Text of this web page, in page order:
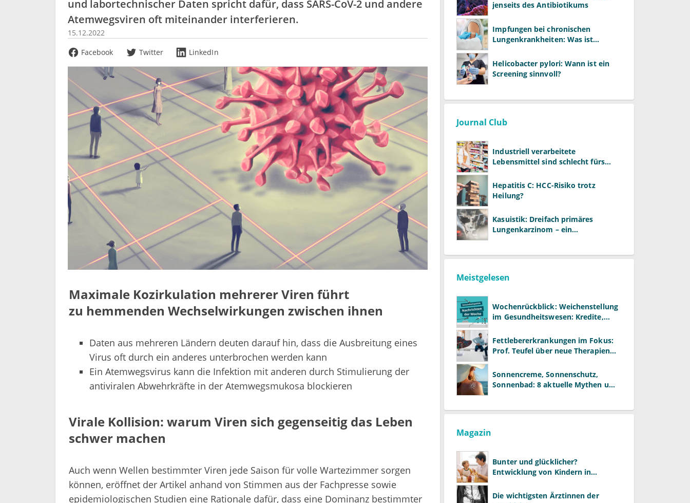
und labortechnischer Daten spricht dafür, dass SARS-CoV-2 und andere
Atemwegsviren oft miteinander interferieren.
15.12.2022
Facebook
Twitter LinkedIn
Maximale Kozirkulation mehrerer Viren führt
zu hemmenden Wechselwirkungen zwischen ihnen
Daten aus mehreren Ländern deuten darauf hin, dass die Ausbreitung eines
Virus oft durch ein anderes unterbrochen werden kann
Ein Atemwegsvirus kann die Infektion mit anderen durch Stimulierung der
antiviralen Abwehrkräfte in der Atemwegsmukosa blockieren
Virale Kollision: warum Viren sich gegenseitig das Leben
schwer machen
Auch wenn Wellen bestimmter Viren jede Saison für volle Wartezimmer sorgen
können, eröffnet der Artikel anhand von Stimmen aus der Fachpresse sowie
epidemiologischen Studien eine Rationale dafür, dass eine Dominanz bestimmter
jenseits des Antibiotikums
Impfungen bei chronischen
Lungenkrankheiten: Was ist
Helicobacter pylori: Wann ist ein
Screening sinnvoll?
Journal Club
Industriell verarbeitete
Lebensmittel sind schlecht fürs
Hepatitis C: HCC-Risiko trotz
Heilung?
Kasuistik: Dreifach primäres
Lungenkarzinom – ein
Meistgelesen
Wochenrückblick: Weichenstellung
im Gesundheitswesen: Kredite,
Fettlebererkrankungen im Fokus:
Prof. Teufel über neue Therapien
Sonnencreme, Sonnenschutz,
Sonnenbad: 8 aktuelle Mythen und
Magazin
Bunter und glücklicher?
Entwicklung von Kindern in
Die wichtigsten Ärztinnen der